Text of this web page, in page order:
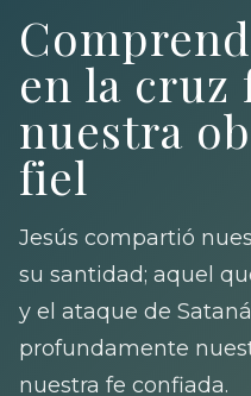
en la cruz
nuestra
fiel
Jesús compartió
su santidad; aquel
y el ataque de
profundamente
nuestra fe confiada.